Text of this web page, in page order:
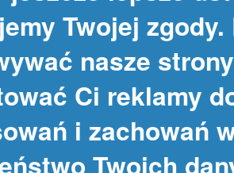
Twojej
nasze
Ci reklamy
i zachowań
Twoich